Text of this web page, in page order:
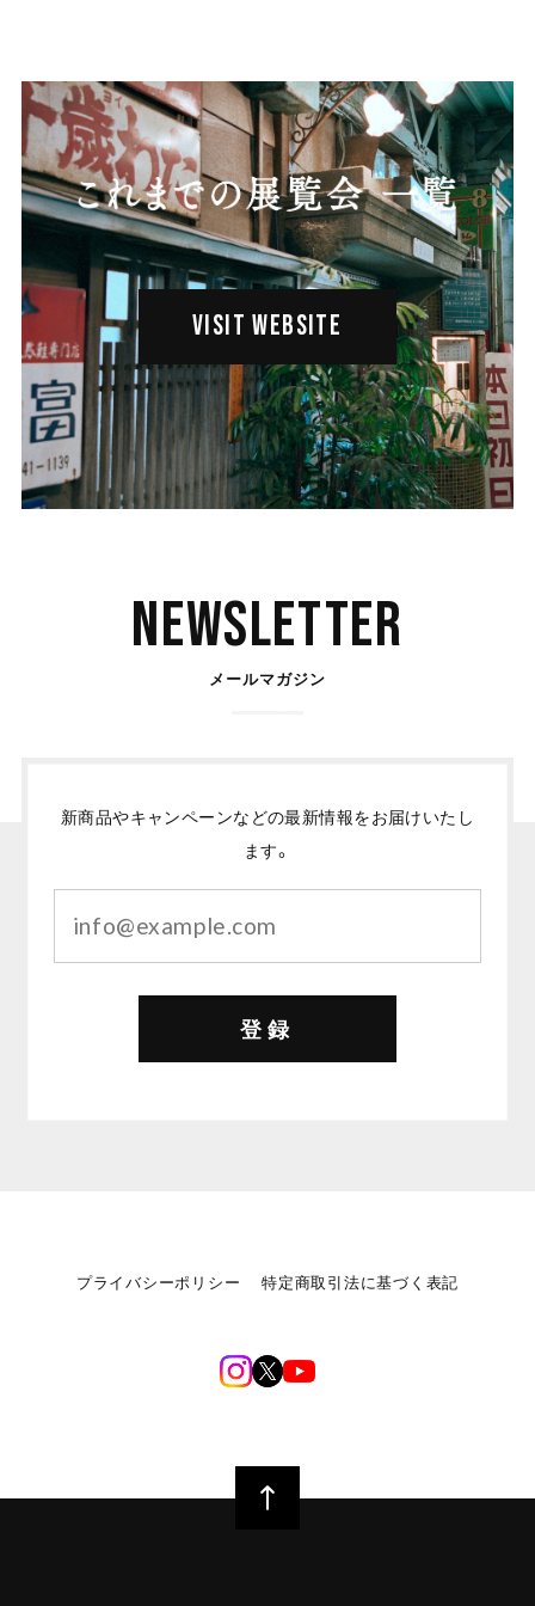
VISIT WEBSITE
Newsletter
メールマガジン
新商品やキャンペーンなどの最新情報をお届けいたし
ます。
登録
プライバシーポリシー 特定商取引法に基づく表記